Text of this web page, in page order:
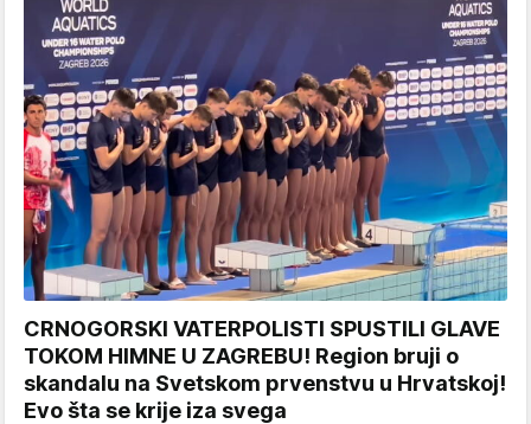
CRNOGORSKI VATERPOLISTI SPUSTILI GLAVE
TOKOM HIMNE U ZAGREBU! Region bruji o
skandalu na Svetskom prvenstvu u Hrvatskoj!
Evo šta se krije iza svega